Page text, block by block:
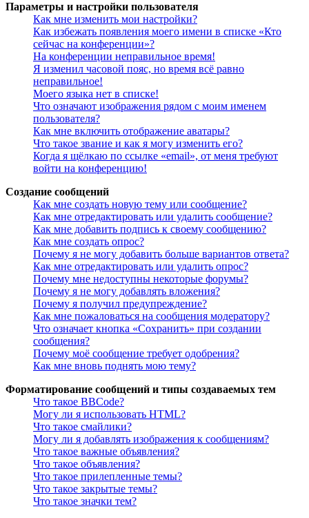
Параметры и настройки пользователя
Как мне изменить мои настройки?
Как избежать появления моего имени в списке «Кто
сейчас на конференции»?
На конференции неправильное время!
Я изменил часовой пояс, но время всё равно
неправильное!
Моего языка нет в списке!
Что означают изображения рядом с моим именем
пользователя?
Как мне включить отображение аватары?
Что такое звание и как я могу изменить его?
Когда я щёлкаю по ссылке «email», от меня требуют
войти на конференцию!
Создание сообщений
Как мне создать новую тему или сообщение?
Как мне отредактировать или удалить сообщение?
Как мне добавить подпись к своему сообщению?
Как мне создать опрос?
Почему я не могу добавить больше вариантов ответа?
Как мне отредактировать или удалить опрос?
Почему мне недоступны некоторые форумы?
Почему я не могу добавлять вложения?
Почему я получил предупреждение?
Как мне пожаловаться на сообщения модератору?
Что означает кнопка «Сохранить» при создании
сообщения?
Почему моё сообщение требует одобрения?
Как мне вновь поднять мою тему?
Форматирование сообщений и типы создаваемых тем
Что такое BBCode?
Могу ли я использовать HTML?
Что такое смайлики?
Могу ли я добавлять изображения к сообщениям?
Что такое важные объявления?
Что такое объявления?
Что такое прилепленные темы?
Что такое закрытые темы?
Что такое значки тем?